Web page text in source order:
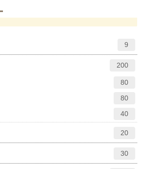
9
200
80
80
40
20
30